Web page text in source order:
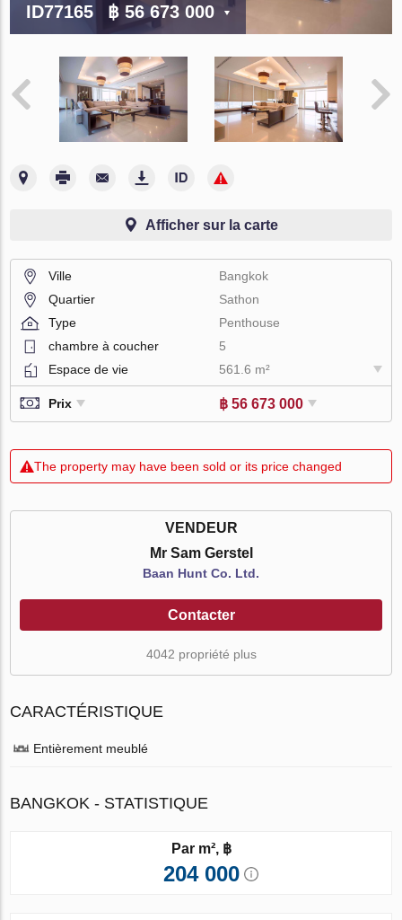
ID77165 ฿ 56 673 000
Afficher sur la carte
Ville
Bangkok
Quartier
Sathon
Type
Penthouse
chambre à coucher
5
Espace de vie
561.6 m²
Prix ฿ 56 673 000
The property may have been sold or its price changed
VENDEUR
Mr Sam Gerstel
Baan Hunt Co. Ltd.
Contacter
4042 propriété plus
CARACTÉRISTIQUE
Entièrement meublé
BANGKOK - STATISTIQUE
Par m², ฿
204 000